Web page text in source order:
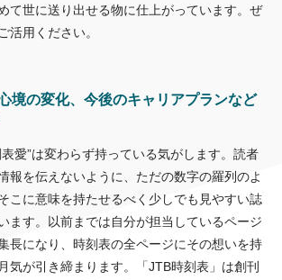
て世に送り出せる物に仕上がっています。ぜ
活用ください。
境の変化、今後のキャリアプランなど
表愛”は変わらず持っている気がします。読者
報を伝えないように、ただの数字の羅列のよ
こに意味を持たせるべく少しでも見やすい誌
ます。以前までは自分が担当しているページ
長になり、時刻表の全ページにその想いを持
気が引き締まります。「JTB時刻表」は創刊